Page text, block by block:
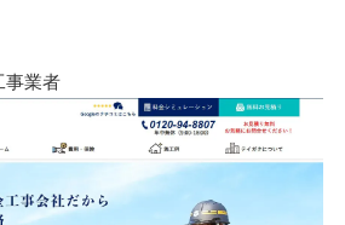
事業者